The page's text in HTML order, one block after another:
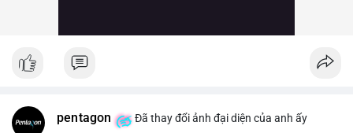
pentagon Đã thay đổi ảnh đại diện của anh ấy